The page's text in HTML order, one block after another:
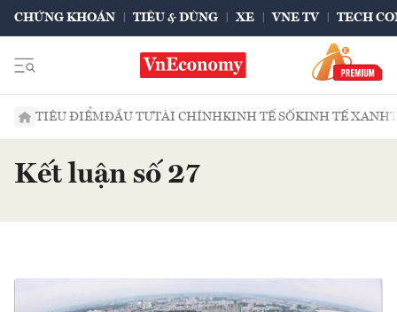
CHỨNG KHOÁN TIÊU & DÙNG XE VNE TV TECH
TIÊU ĐIỂMĐẦU TƯTÀI CHÍNHKINH TẾ SỐKINH TẾ XANH
Kết luận số 27